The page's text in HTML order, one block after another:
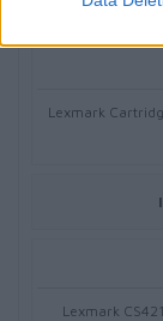
Lexmark
Lexmark